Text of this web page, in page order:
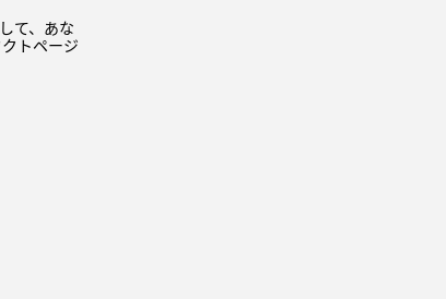
て、あな
トページ